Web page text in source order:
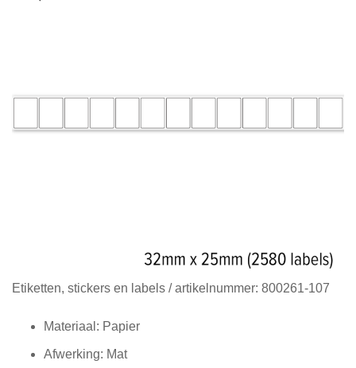
Etiketten, stickers en labels / artikelnummer: 800261-107
Materiaal: Papier
Afwerking: Mat
Ga
van